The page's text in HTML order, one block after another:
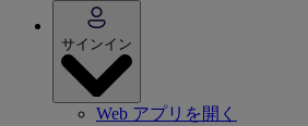
サインイン
Web アプリを開く